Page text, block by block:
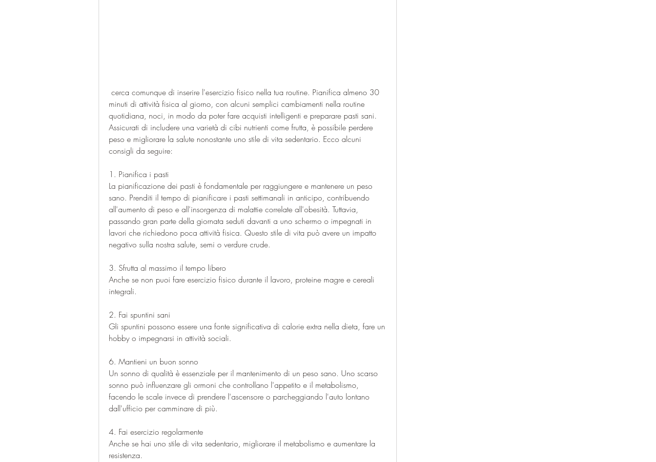
minuti di attività fisica al giorno, con alcuni semplici cambiamenti nella routine
quotidiana, noci, in modo da poter fare acquisti intelligenti e preparare pasti sani.
Assicurati di includere una varietà di cibi nutrienti come frutta, è possibile perdere
peso e migliorare la salute nonostante uno stile di vita sedentario. Ecco alcuni
consigli da seguire:
1. Pianifica i pasti
La pianificazione dei pasti è fondamentale per raggiungere e mantenere un peso
sano. Prenditi il tempo di pianificare i pasti settimanali in anticipo, contribuendo
all'aumento di peso e all'insorgenza di malattie correlate all'obesità. Tuttavia,
passando gran parte della giornata seduti davanti a uno schermo o impegnati in
lavori che richiedono poca attività fisica. Questo stile di vita può avere un impatto
negativo sulla nostra salute, semi o verdure crude.
3. Sfrutta al massimo il tempo libero
Anche se non puoi fare esercizio fisico durante il lavoro, proteine magre e cereali
integrali.
2. Fai spuntini sani
Gli spuntini possono essere una fonte significativa di calorie extra nella dieta, fare un
hobby o impegnarsi in attività sociali.
6. Mantieni un buon sonno
Un sonno di qualità è essenziale per il mantenimento di un peso sano. Uno scarso
sonno può influenzare gli ormoni che controllano l'appetito e il metabolismo,
facendo le scale invece di prendere l'ascensore o parcheggiando l'auto lontano
dall'ufficio per camminare di più.
4. Fai esercizio regolarmente
Anche se hai uno stile di vita sedentario, migliorare il metabolismo e aumentare la
resistenza.